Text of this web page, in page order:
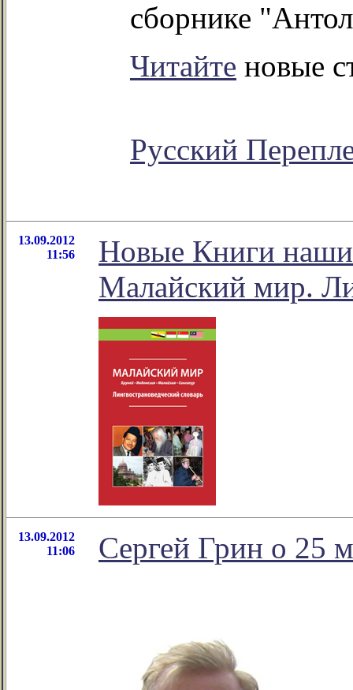
сборнике
Читайте новые
Русский
13.09.2012
11:56
Новые Книги
Малайский мир.
13.09.2012
11:06
Сергей Грин о 25